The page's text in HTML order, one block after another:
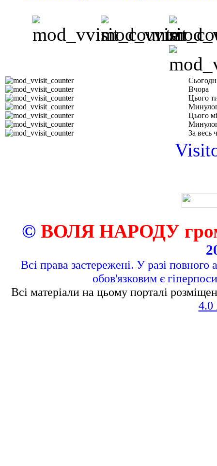
Вчора
Цього
Цього
За весь
© ВОЛЯ НАРОДУ
Всі права застережені. У разі повного
обов'язковим є
Всі матеріали на цьому порталі
4.0